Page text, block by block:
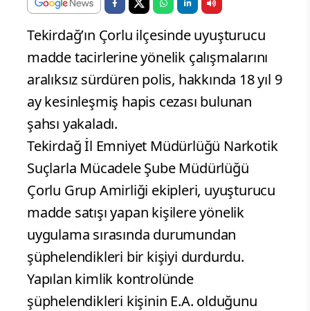
Tekirdağ’ın Çorlu ilçesinde uyuşturucu
madde tacirlerine yönelik çalışmalarını
aralıksız sürdüren polis, hakkında 18 yıl 9
ay kesinleşmiş hapis cezası bulunan
şahsı yakaladı.
Tekirdağ İl Emniyet Müdürlüğü Narkotik
Suçlarla Mücadele Şube Müdürlüğü
Çorlu Grup Amirliği ekipleri, uyuşturucu
madde satışı yapan kişilere yönelik
uygulama sırasında durumundan
şüphelendikleri bir kişiyi durdurdu.
Yapılan kimlik kontrolünde
şüphelendikleri kişinin E.A. olduğunu